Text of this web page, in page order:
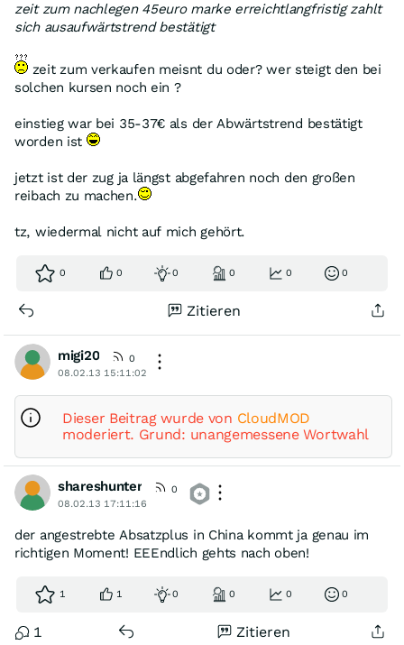
zeit zum nachlegen 45euro marke erreichtlangfristig zahlt
sich ausaufwärtstrend bestätigt
zeit zum verkaufen meisnt du oder? wer steigt den bei
solchen kursen noch ein ?
einstieg war bei 35-37€ als der Abwärtstrend bestätigt
worden ist
jetzt ist der zug ja längst abgefahren noch den großen
reibach zu machen.
tz, wiedermal nicht auf mich gehört.
0 0 0 0 0 0
Zitieren
migi20
0
08.02.13 15:11:02
Dieser Beitrag wurde von CloudMOD
moderiert. Grund: unangemessene Wortwahl
shareshunter
0
08.02.13 17:11:16
der angestrebte Absatzplus in China kommt ja genau im
richtigen Moment! EEEndlich gehts nach oben!
1 1 0 0 0 0
1 Zitieren